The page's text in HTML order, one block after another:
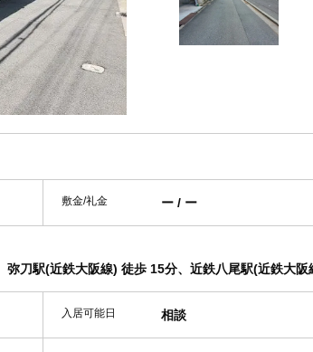
敷金/礼金 ー / ー
弥刀駅(近鉄大阪線) 徒歩 15分、近鉄八尾駅(近鉄大阪
入居可能日 相談